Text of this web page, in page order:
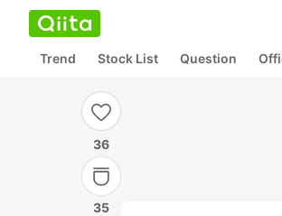
Trend Stock List Question
36
35